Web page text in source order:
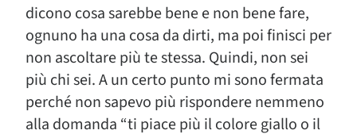
dicono cosa sarebbe bene e non bene fare,
ognuno ha una cosa da dirti, ma poi finisci per
non ascoltare più te stessa. Quindi, non sei
più chi sei. A un certo punto mi sono fermata
perché non sapevo più rispondere nemmeno
alla domanda “ti piace più il colore giallo o il